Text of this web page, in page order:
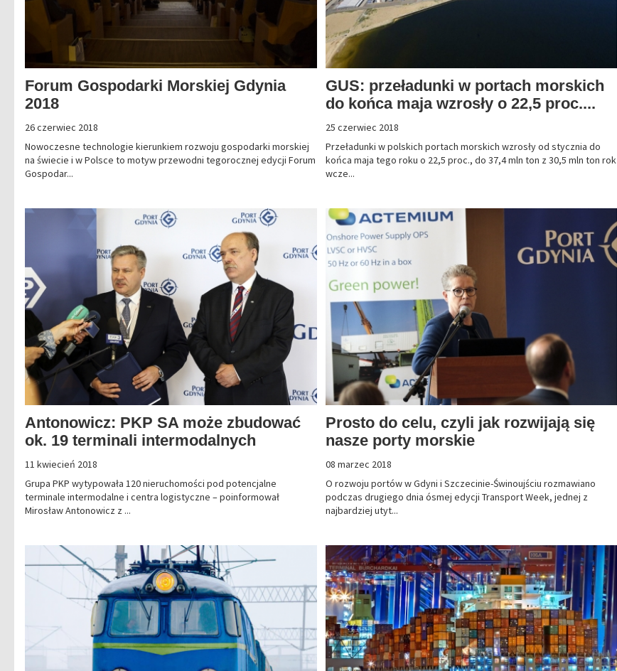
Forum Gospodarki Morskiej Gdynia
2018
26 czerwiec 2018
Nowoczesne technologie kierunkiem rozwoju gospodarki morskiej
na świecie i w Polsce to motyw przewodni tegorocznej edycji Forum
Gospodar...
GUS: przeładunki w portach morskich
do końca maja wzrosły o 22,5 proc....
25 czerwiec 2018
Przeładunki w polskich portach morskich wzrosły od stycznia do
końca maja tego roku o 22,5 proc., do 37,4 mln ton z 30,5 mln ton rok
wcze...
Antonowicz: PKP SA może zbudować
ok. 19 terminali intermodalnych
11 kwiecień 2018
Grupa PKP wytypowała 120 nieruchomości pod potencjalne
terminale intermodalne i centra logistyczne – poinformował
Mirosław Antonowicz z ...
Prosto do celu, czyli jak rozwijają się
nasze porty morskie
08 marzec 2018
O rozwoju portów w Gdyni i Szczecinie-Świnoujściu rozmawiano
podczas drugiego dnia ósmej edycji Transport Week, jednej z
najbardziej utyt...